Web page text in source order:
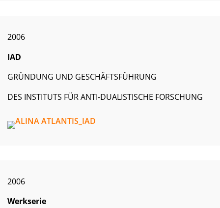
2006
IAD
GRÜNDUNG UND GESCHÄFTSFÜHRUNG
DES INSTITUTS FÜR ANTI-DUALISTISCHE FORSCHUNG
2006
Werkserie